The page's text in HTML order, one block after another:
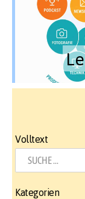
Volltext
Kategorien